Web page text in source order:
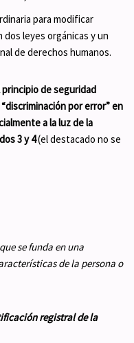
para modificar
leyes orgánicas y un
de derechos humanos.
de seguridad
por error” en
a la luz de la
3 y 4(el destacado no se
se funda en una
de la persona o
registral de la